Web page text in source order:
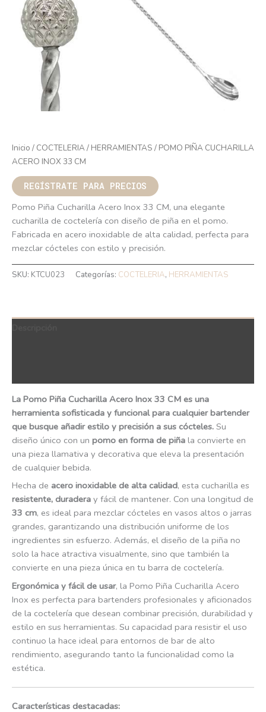
Inicio / COCTELERIA/ HERRAMIENTAS / POMO PIÑA CUCHARILLA
ACERO INOX 33 CM
REGÍSTRATE PARA PRECIOS
Pomo Piña Cucharilla Acero Inox 33 CM, una elegante
cucharilla de coctelería con diseño de piña en el pomo.
Fabricada en acero inoxidable de alta calidad, perfecta para
mezclar cócteles con estilo y precisión.
SKU: KTCU023 Categorías: COCTELERIA, HERRAMIENTAS
La Pomo Piña Cucharilla Acero Inox 33 CM es una
herramienta sofisticada y funcional para cualquier bartender
que busque añadir estilo y precisión a sus cócteles. Su
diseño único con un pomo en forma de piña la convierte en
una pieza llamativa y decorativa que eleva la presentación
de cualquier bebida.
Hecha de acero inoxidable de alta calidad, esta cucharilla es
resistente, duradera y fácil de mantener. Con una longitud de
33 cm, es ideal para mezclar cócteles en vasos altos o jarras
grandes, garantizando una distribución uniforme de los
ingredientes sin esfuerzo. Además, el diseño de la piña no
solo la hace atractiva visualmente, sino que también la
convierte en una pieza única en tu barra de coctelería.
Ergonómica y fácil de usar, la Pomo Piña Cucharilla Acero
Inox es perfecta para bartenders profesionales y aficionados
de la coctelería que desean combinar precisión, durabilidad y
estilo en sus herramientas. Su capacidad para resistir el uso
continuo la hace ideal para entornos de bar de alto
rendimiento, asegurando tanto la funcionalidad como la
estética.
Características destacadas: